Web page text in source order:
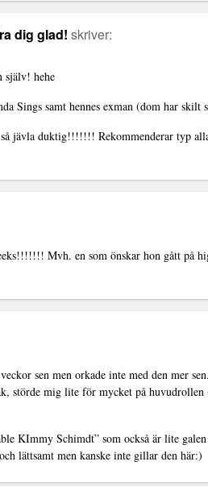
dig glad! skriver:
själv! hehe
Sings samt hennes exman (dom har skilt
jävla duktig!!!!!!! Rekommenderar typ
Mvh. en som önskar hon gått på
sen men orkade inte med den mer
störde mig lite för mycket på huvudrollen
KImmy Schimdt” som också är lite
lättsamt men kanske inte gillar den här:)